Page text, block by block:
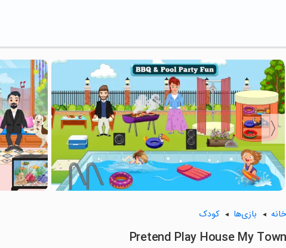
〈
خانه بازی‌ها کودک
Pretend Play House My Town